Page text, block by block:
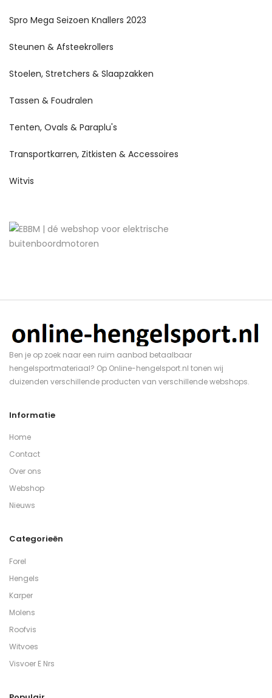
Spro Mega Seizoen Knallers 2023
Steunen & Afsteekrollers
Stoelen, Stretchers & Slaapzakken
Tassen & Foudralen
Tenten, Ovals & Paraplu's
Transportkarren, Zitkisten & Accessoires
Witvis
Ben je op zoek naar een ruim aanbod betaalbaar
hengelsportmateriaal? Op Online-hengelsport.nl tonen wij
duizenden verschillende producten van verschillende webshops.
Informatie
Home
Contact
Over ons
Webshop
Nieuws
Categorieën
Forel
Hengels
Karper
Molens
Roofvis
Witvoes
Visvoer E Nrs